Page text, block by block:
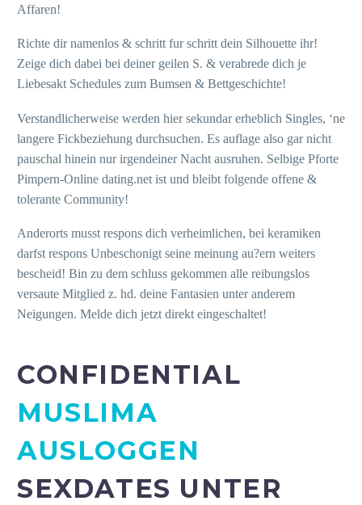
Affaren!
Richte dir namenlos & schritt fur schritt dein Silhouette ihr!
Zeige dich dabei bei deiner geilen S. & verabrede dich je
Liebesakt Schedules zum Bumsen & Bettgeschichte!
Verstandlicherweise werden hier sekundar erheblich Singles, ‘ne
langere Fickbeziehung durchsuchen. Es auflage also gar nicht
pauschal hinein nur irgendeiner Nacht ausruhen. Selbige Pforte
Pimpern-Online dating.net ist und bleibt folgende offene &
tolerante Community!
Anderorts musst respons dich verheimlichen, bei keramiken
darfst respons Unbeschonigt seine meinung au?ern weiters
bescheid! Bin zu dem schluss gekommen alle reibungslos
versaute Mitglied z. hd. deine Fantasien unter anderem
Neigungen. Melde dich jetzt direkt eingeschaltet!
CONFIDENTIAL
MUSLIMA
AUSLOGGEN
SEXDATES UNTER